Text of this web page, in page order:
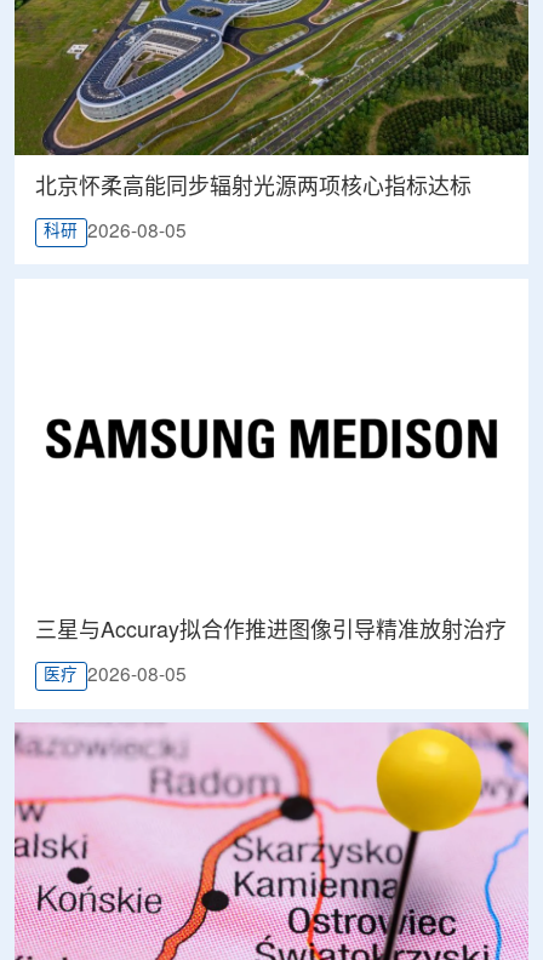
北京怀柔高能同步辐射光源两项核心指标达标
科研 2026-08-05
三星与Accuray拟合作推进图像引导精准放射治疗
医疗 2026-08-05